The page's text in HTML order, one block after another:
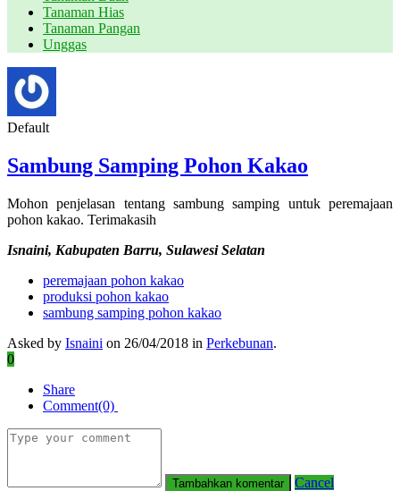
Tanaman Hias
Tanaman Pangan
Unggas
Default
Sambung Samping Pohon Kakao
Mohon penjelasan tentang sambung samping untuk peremajaan
pohon kakao. Terimakasih
Isnaini, Kabupaten Barru, Sulawesi Selatan
peremajaan pohon kakao
produksi pohon kakao
sambung samping pohon kakao
Asked by Isnaini on 26/04/2018 in Perkebunan.
0
Share
Comment(0)
Cancel